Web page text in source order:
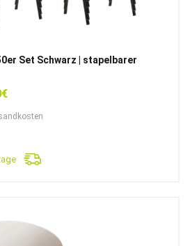
Set Schwarz | stapelbarer
€Aktueller
ist: